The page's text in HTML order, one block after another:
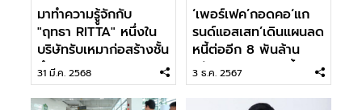
มาทำความรูู้จักกับ
"ฤทธา RITTA" หนึ่งใน
บริษัทรับเหมาก่อสร้างชั้น
นำของประเทศไทย
31 มี.ค. 2568
‘เพอร์เฟค’กอดคอ‘แก
รนด์แอสเสท’เดินแผนลด
หนี้ต่ออีก 8 พันล้าน
หวังลดภาระดอกเบี้ย
แบงก์
3 ธ.ค. 2567